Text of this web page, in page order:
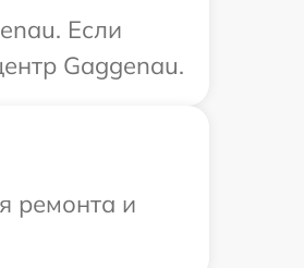
Если
Gaggenau.
ремонта и